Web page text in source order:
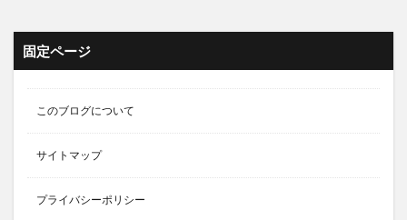
固定ページ
このブログについて
サイトマップ
プライバシーポリシー